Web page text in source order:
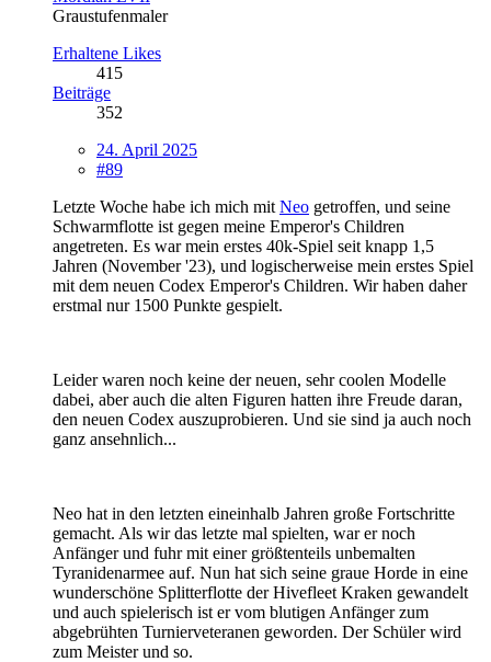
Graustufenmaler
Erhaltene Likes
415
Beiträge
352
24. April 2025
#89
Letzte Woche habe ich mich mit Neo getroffen, und seine
Schwarmflotte ist gegen meine Emperor's Children
angetreten. Es war mein erstes 40k-Spiel seit knapp 1,5
Jahren (November '23), und logischerweise mein erstes Spiel
mit dem neuen Codex Emperor's Children. Wir haben daher
erstmal nur 1500 Punkte gespielt.
Leider waren noch keine der neuen, sehr coolen Modelle
dabei, aber auch die alten Figuren hatten ihre Freude daran,
den neuen Codex auszuprobieren. Und sie sind ja auch noch
ganz ansehnlich...
Neo hat in den letzten eineinhalb Jahren große Fortschritte
gemacht. Als wir das letzte mal spielten, war er noch
Anfänger und fuhr mit einer größtenteils unbemalten
Tyranidenarmee auf. Nun hat sich seine graue Horde in eine
wunderschöne Splitterflotte der Hivefleet Kraken gewandelt
und auch spielerisch ist er vom blutigen Anfänger zum
abgebrühten Turnierveteranen geworden. Der Schüler wird
zum Meister und so.